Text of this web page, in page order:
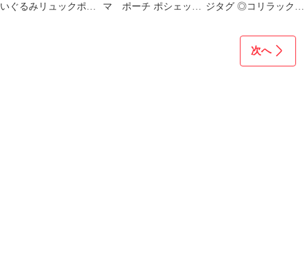
いぐるみリュックポー
マ ポーチ ポシェット
ジタグ ◎コリラックマ
次へ